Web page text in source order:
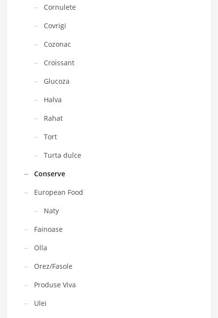
Cornulete
Covrigi
Cozonac
Croissant
Glucoza
Halva
Rahat
Tort
Turta dulce
Conserve
European Food
Naty
Fainoase
Olla
Orez/Fasole
Produse Viva
Ulei